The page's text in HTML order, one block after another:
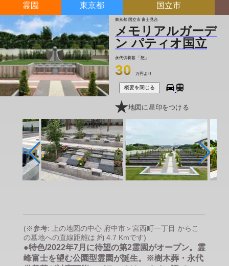
霊園 東京都 国立市
東京都 国立市 富士見台
メモリアルガーデ
ン パティオ国立
永代供養墓 「悠」
30 万円より
概要を閉じる
地図に星印をつける
(※参考: 上の地図の中心 府中市＞宮西町一丁目 からこ
の墓地への直線距離は 約 4.7 Kmです)
●特色/2022年7月に待望の第2霊園がオープン。霊
峰富士を望む公園型霊園が誕生。※樹木葬・永代